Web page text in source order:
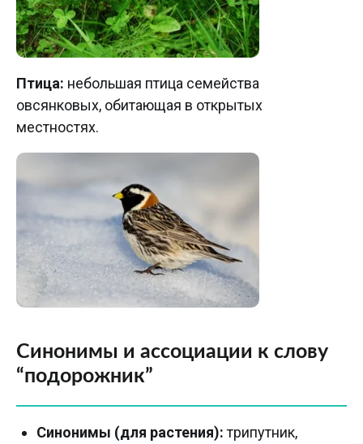
Птица: небольшая птица семейства
овсянковых, обитающая в открытых
местностях.
Синонимы и ассоциации к слову
“подорожник”
Синонимы (для растения):трипутник,